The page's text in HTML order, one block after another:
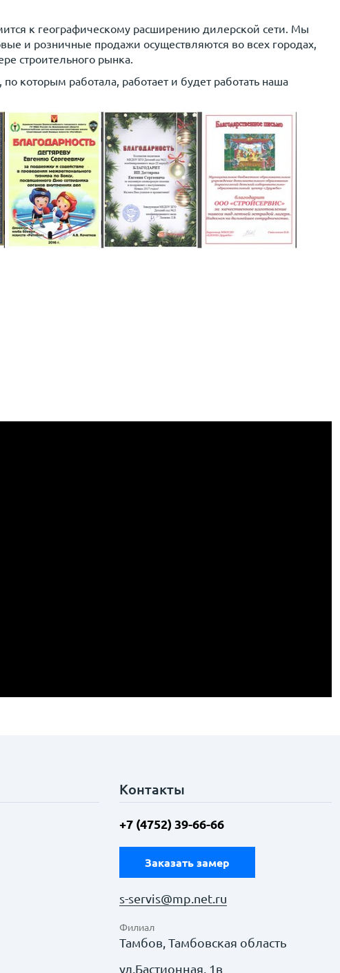
к географическому расширению дилерской сети. Мы
и розничные продажи осуществляются во всех городах,
строительного рынка.
по которым работала, работает и будет работать наша
Контакты
+7 (4752) 39-66-66
Заказать замер
s-servis@mp.net.ru
Филиал
Тамбов, Тамбовская область
ул.Бастионная, 1в